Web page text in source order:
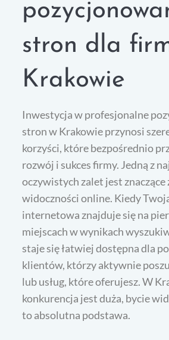
stron dla
Krakowie
Inwestycja w profesjonalne
stron w Krakowie przynosi
korzyści, które bezpośrednio
rozwój i sukces firmy. Jedną z
oczywistych zalet jest znaczące
widoczności online. Kiedy
internetowa znajduje się na
miejscach w wynikach
staje się łatwiej dostępna dla
klientów, którzy aktywnie
lub usług, które oferujesz. W
konkurencja jest duża, bycie
to absolutna podstawa.